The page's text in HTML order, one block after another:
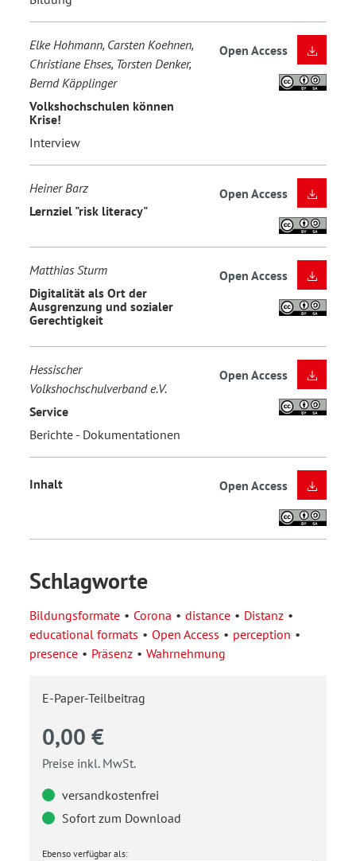
Elke Hohmann, Carsten Koehnen,
Christiane Ehses, Torsten Denker,
Bernd Käpplinger
Volkshochschulen können
Krise!
Interview
Open Access
Heiner Barz
Lernziel "risk literacy"
Open Access
Matthias Sturm
Digitalität als Ort der
Ausgrenzung und sozialer
Gerechtigkeit
Open Access
Hessischer
Volkshochschulverband e.V.
Service
Berichte - Dokumentationen
Open Access
Inhalt Open Access
Schlagworte
Bildungsformate Corona distance
Distanz
educational formats
Open Access
perception
presence
Präsenz Wahrnehmung
E-Paper-Teilbeitrag
0,00 €
Preise inkl. MwSt.
versandkostenfrei
Sofort zum Download
Ebenso verfügbar als: